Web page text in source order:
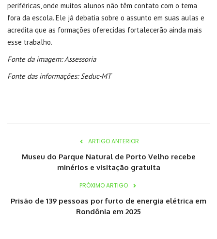
periféricas, onde muitos alunos não têm contato com o tema
fora da escola. Ele já debatia sobre o assunto em suas aulas e
acredita que as formações oferecidas fortalecerão ainda mais
esse trabalho.
Fonte da imagem: Assessoria
Fonte das informações: Seduc-MT
ARTIGO ANTERIOR
Museu do Parque Natural de Porto Velho recebe
minérios e visitação gratuita
PRÓXIMO ARTIGO
Prisão de 139 pessoas por furto de energia elétrica em
Rondônia em 2025